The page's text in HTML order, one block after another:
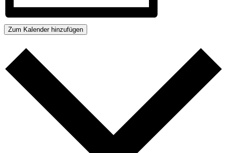
Zum Kalender hinzufügen